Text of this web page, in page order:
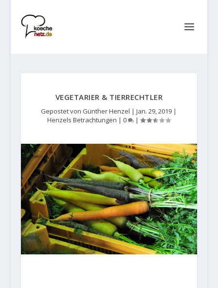
VEGETARIER & TIERRECHTLER
Gepostet von Günther Henzel |Jan. 29, 2019 |
Henzels Betrachtungen |0 |